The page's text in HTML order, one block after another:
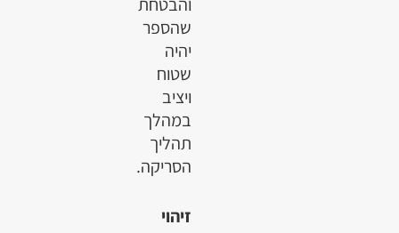
שהספר
יהיה
שטוח
ויציב
במהלך
תהליך
הסריקה.
זיהוי